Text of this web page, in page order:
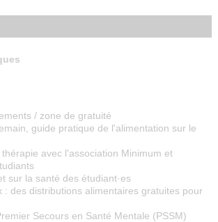
/ zone de gratuité
guide pratique de l'alimentation sur le
avec l'association Minimum et
sur la santé des étudiant·es
: des distributions alimentaires gratuites pour
Secours en Santé Mentale (PSSM)